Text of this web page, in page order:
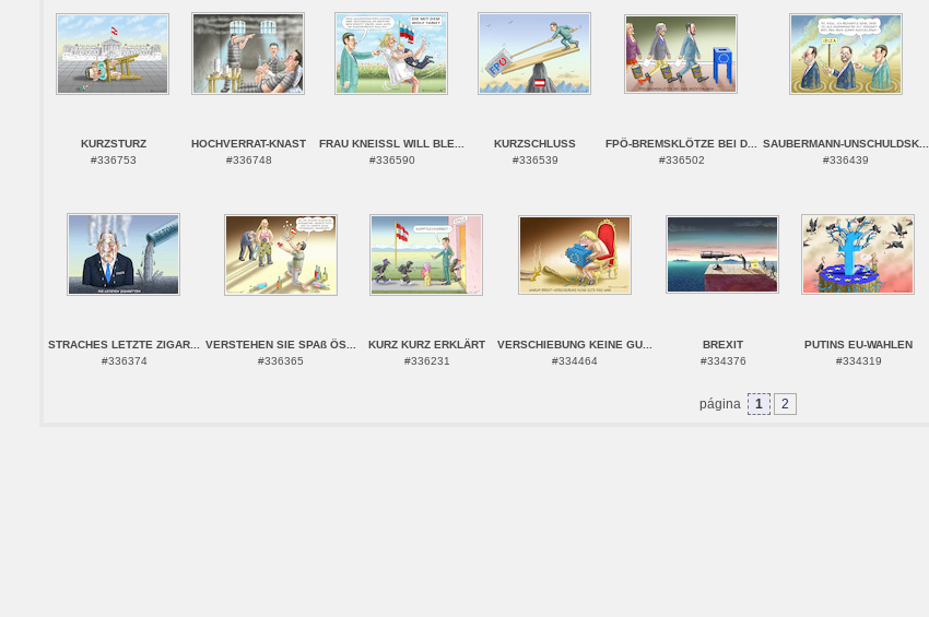
KURZSTURZ
#336753
HOCHVERRAT-KNAST
#336748
FRAU KNEISSL WILL BLE...
#336590
KURZSCHLUSS
#336539
FPÖ-BREMSKLÖTZE BEI D...
#336502
SAUBERMANN-UNSCHULDSK...
#336439
STRACHES LETZTE ZIGAR...
#336374
VERSTEHEN SIE SPAß ÖS...
#336365
KURZ KURZ ERKLÄRT
#336231
VERSCHIEBUNG KEINE GU...
#334464
BREXIT
#334376
PUTINS EU-WAHLEN
#334319
página 1 2